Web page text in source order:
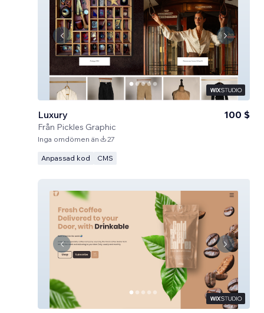
Luxury
Från Pickles Graphic
100 $
Inga omdömen än 27
Anpassad kod CMS